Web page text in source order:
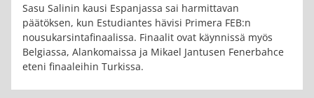
Sasu Salinin kausi Espanjassa sai harmittavan
päätöksen, kun Estudiantes hävisi Primera FEB:n
nousukarsintafinaalissa. Finaalit ovat käynnissä myös
Belgiassa, Alankomaissa ja Mikael Jantusen Fenerbahce
eteni finaaleihin Turkissa.